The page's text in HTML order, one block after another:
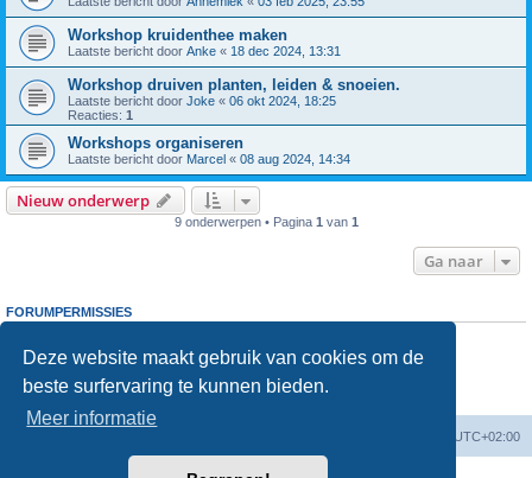
Deze website maakt gebruik van cookies om de
beste surfervaring te kunnen bieden.
Meer informatie
Workshop kruidenthee maken
Laatste bericht door Anke « 18 dec 2024, 13:31
Workshop druiven planten, leiden & snoeien.
Laatste bericht door Joke « 06 okt 2024, 18:25
Reacties: 1
Workshops organiseren
Laatste bericht door Marcel « 08 aug 2024, 14:34
Nieuw onderwerp
9 onderwerpen • Pagina 1 van 1
Ga naar
FORUMPERMISSIES
kunt nietreageren op onderwerpen in dit forum
kunt nietje eigen berichten wijzigen in dit forum
kunt nietje eigen berichten verwijderen in dit forum
bijlagen plaatsen in dit forum
UTC+02:00